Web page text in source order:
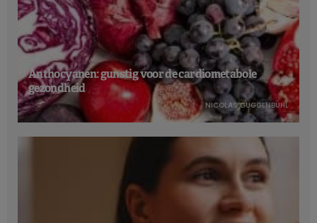
Anthocyanen: gunstig voor de cardiometabole
gezondheid
NICOLAS GUGGENBÜHL